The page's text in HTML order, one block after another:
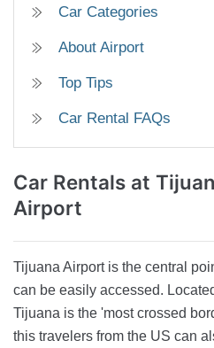
Car Categories
About Airport
Top Tips
Car Rental FAQs
Car Rentals at
Airport
Tijuana Airport is the central
can be easily accessed.
Tijuana is the 'most crossed
this travelers from the US can